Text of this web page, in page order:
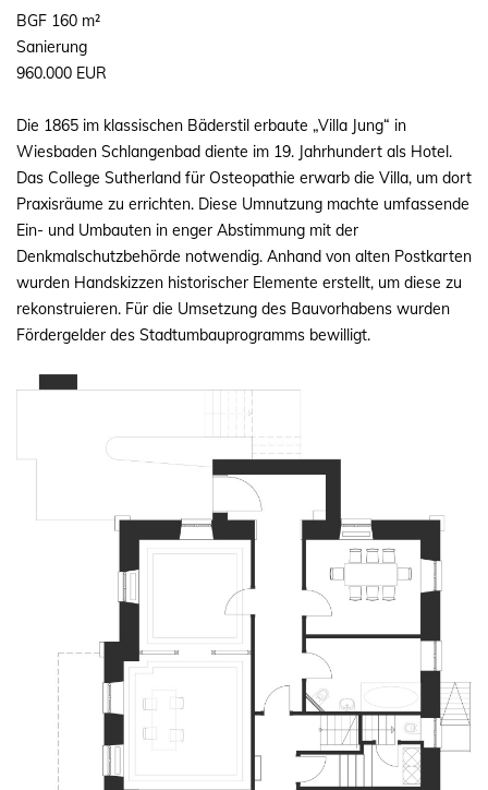
BGF 160 m²
Sanierung
960.000 EUR
Die 1865 im klassischen Bäderstil erbaute „Villa Jung“ in
Wiesbaden Schlangenbad diente im 19. Jahrhundert als Hotel.
Das College Sutherland für Osteopathie erwarb die Villa, um dort
Praxisräume zu errichten. Diese Umnutzung machte umfassende
Ein- und Umbauten in enger Abstimmung mit der
Denkmalschutzbehörde notwendig. Anhand von alten Postkarten
wurden Handskizzen historischer Elemente erstellt, um diese zu
rekonstruieren. Für die Umsetzung des Bauvorhabens wurden
Fördergelder des Stadtumbauprogramms bewilligt.